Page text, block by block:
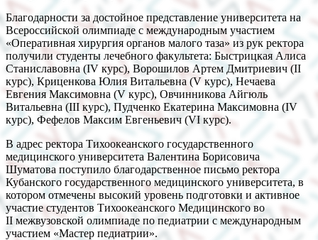
Благодарности за достойное представление университета на
Всероссийской олимпиаде с международным участием
«Оперативная хирургия органов малого таза» из рук ректора
получили студенты лечебного факультета: Быстрицкая Алиса
Станиславовна (IV курс), Ворошилов Артем Дмитриевич (II
курс), Криценкова Юлия Витальевна (V курс), Нечаева
Евгения Максимовна (V курс), Овчинникова Айгюль
Витальевна (III курс), Пудченко Екатерина Максимовна (IV
курс), Фефелов Максим Евгеньевич (VI курс).
В адрес ректора Тихоокеанского государственного
медицинского университета Валентина Борисовича
Шуматова поступило благодарственное письмо ректора
Кубанского государственного медицинского университета, в
котором отмечены высокий уровень подготовки и активное
участие студентов Тихоокеанского Медицинского во
II межвузовской олимпиаде по педиатрии с международным
участием «Мастер педиатрии».